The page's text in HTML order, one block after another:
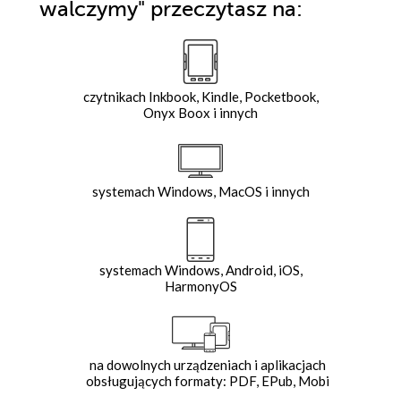
walczymy" przeczytasz na:
czytnikach Inkbook, Kindle, Pocketbook,
Onyx Boox i innych
systemach Windows, MacOS i innych
systemach Windows, Android, iOS,
HarmonyOS
na dowolnych urządzeniach i aplikacjach
obsługujących formaty: PDF, EPub, Mobi